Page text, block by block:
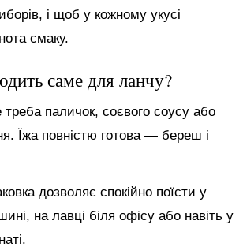
і щоб у кожному укусі
смаку.
саме для ланчу?
паличок, соєвого соусу або
Їжа повністю готова — береш і
дозволяє спокійно поїсти у
на лавці біля офісу або навіть у